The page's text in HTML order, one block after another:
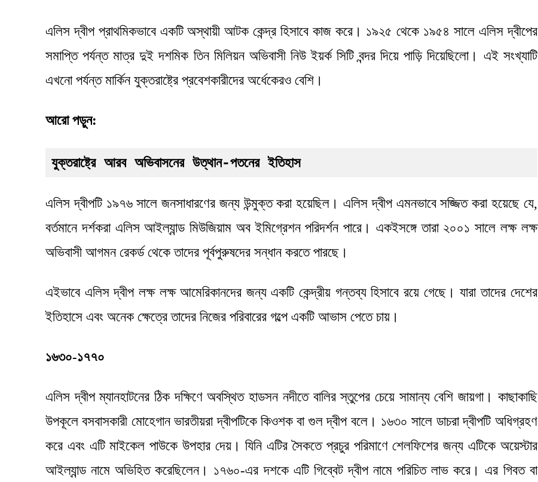
এলিস দ্বীপ প্রাথমিকভাবে একটি অস্থায়ী আটক কেন্দ্র হিসাবে কাজ করে। ১৯২৫ থেকে ১৯৫৪ সালে এলিস দ্বীপের
সমাপ্তি পর্যন্ত মাত্র দুই দশমিক তিন মিলিয়ন অভিবাসী নিউ ইয়র্ক সিটি বন্দর দিয়ে পাড়ি দিয়েছিলো। এই সংখ্যাটি
এখনো পর্যন্ত মার্কিন যুক্তরাষ্ট্রে প্রবেশকারীদের অর্ধেকেরও বেশি।
আরো পড়ুন:
যুক্তরাষ্ট্রে আরব অভিবাসনের উত্থান-পতনের ইতিহাস
এলিস দ্বীপটি ১৯৭৬ সালে জনসাধারণের জন্য উন্মুক্ত করা হয়েছিল। এলিস দ্বীপ এমনভাবে সজ্জিত করা হয়েছে যে,
বর্তমানে দর্শকরা এলিস আইল্যান্ড মিউজিয়াম অব ইমিগ্রেশন পরিদর্শন পারে। একইসঙ্গে তারা ২০০১ সালে লক্ষ লক্ষ
অভিবাসী আগমন রেকর্ড থেকে তাদের পূর্বপুরুষদের সন্ধান করতে পারছে।
এইভাবে এলিস দ্বীপ লক্ষ লক্ষ আমেরিকানদের জন্য একটি কেন্দ্রীয় গন্তব্য হিসাবে রয়ে গেছে। যারা তাদের দেশের
ইতিহাসে এবং অনেক ক্ষেত্রে তাদের নিজের পরিবারের গল্পে একটি আভাস পেতে চায়।
১৬৩০-১৭৭০
এলিস দ্বীপ ম্যানহাটনের ঠিক দক্ষিণে অবস্থিত হাডসন নদীতে বালির স্তুপের চেয়ে সামান্য বেশি জায়গা। কাছাকাছি
উপকূলে বসবাসকারী মোহেগান ভারতীয়রা দ্বীপটিকে কিওশক বা গুল দ্বীপ বলে। ১৬৩০ সালে ডাচরা দ্বীপটি অধিগ্রহণ
করে এবং এটি মাইকেল পাউকে উপহার দেয়। যিনি এটির সৈকতে প্রচুর পরিমাণে শেলফিশের জন্য এটিকে অয়েস্টার
আইল্যান্ড নামে অভিহিত করেছিলেন। ১৭৬০-এর দশকে এটি গিব্বেট দ্বীপ নামে পরিচিত লাভ করে। এর গিবত বা